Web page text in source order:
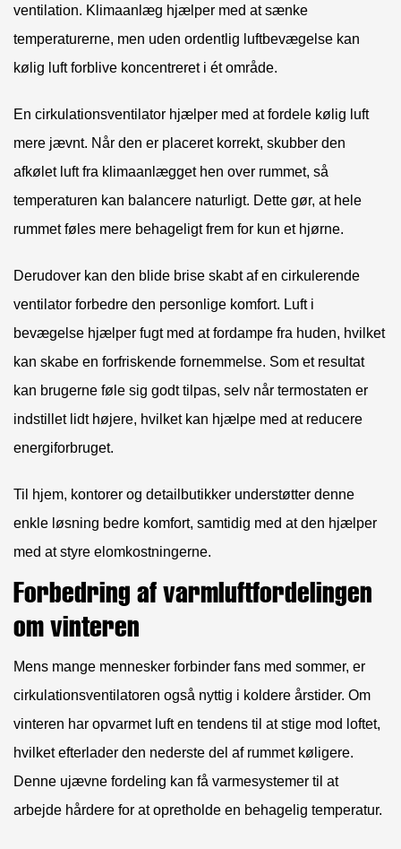
ventilation. Klimaanlæg hjælper med at sænke
temperaturerne, men uden ordentlig luftbevægelse kan
kølig luft forblive koncentreret i ét område.
En cirkulationsventilator hjælper med at fordele kølig luft
mere jævnt. Når den er placeret korrekt, skubber den
afkølet luft fra klimaanlægget hen over rummet, så
temperaturen kan balancere naturligt. Dette gør, at hele
rummet føles mere behageligt frem for kun et hjørne.
Derudover kan den blide brise skabt af en cirkulerende
ventilator forbedre den personlige komfort. Luft i
bevægelse hjælper fugt med at fordampe fra huden, hvilket
kan skabe en forfriskende fornemmelse. Som et resultat
kan brugerne føle sig godt tilpas, selv når termostaten er
indstillet lidt højere, hvilket kan hjælpe med at reducere
energiforbruget.
Til hjem, kontorer og detailbutikker understøtter denne
enkle løsning bedre komfort, samtidig med at den hjælper
med at styre elomkostningerne.
Forbedring af varmluftfordelingen
om vinteren
Mens mange mennesker forbinder fans med sommer, er
cirkulationsventilatoren også nyttig i koldere årstider. Om
vinteren har opvarmet luft en tendens til at stige mod loftet,
hvilket efterlader den nederste del af rummet køligere.
Denne ujævne fordeling kan få varmesystemer til at
arbejde hårdere for at opretholde en behagelig temperatur.